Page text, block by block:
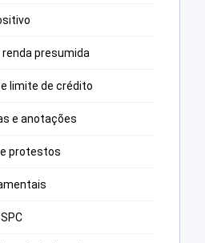
presumida
limite de crédito
e anotações
protestos